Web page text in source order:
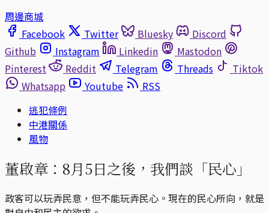
周邊商城
Facebook
Twitter Bluesky
Discord
Github
Instagram Linkedin
Mastodon
Pinterest
Reddit Telegram Threads
Tiktok
Whatsapp
Youtube
RSS
逃犯條例
中港關係
風物
董啟章：8月5日之後，我們談「民心」
政客可以玩弄民意，但不能玩弄民心。現在的民心所向，就是